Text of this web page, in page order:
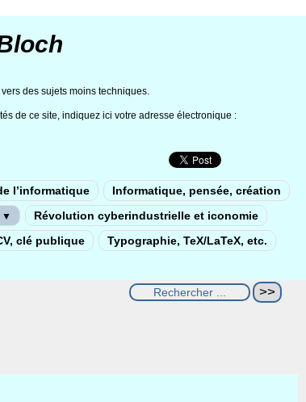
vers des sujets moins techniques.
de ce site, indiquez ici votre adresse électronique :
l’informatique
Informatique, pensée, création
▼
Révolution cyberindustrielle et iconomie
clé publique
Typographie, TeX/LaTeX, etc.